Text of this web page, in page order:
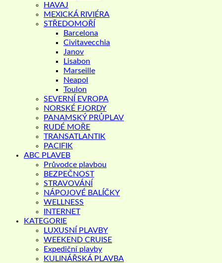
HAVAJ
MEXICKÁ RIVIÉRA
STŘEDOMOŘÍ
Barcelona
Civitavecchia
Janov
Lisabon
Marseille
Neapol
Toulon
SEVERNÍ EVROPA
NORSKÉ FJORDY
PANAMSKÝ PRŮPLAV
RUDÉ MOŘE
TRANSATLANTIK
PACIFIK
ABC PLAVEB
Průvodce plavbou
BEZPEČNOST
STRAVOVÁNÍ
NÁPOJOVÉ BALÍČKY
WELLNESS
INTERNET
KATEGORIE
LUXUSNÍ PLAVBY
WEEKEND CRUISE
Expediční plavby
KULINÁŘSKÁ PLAVBA